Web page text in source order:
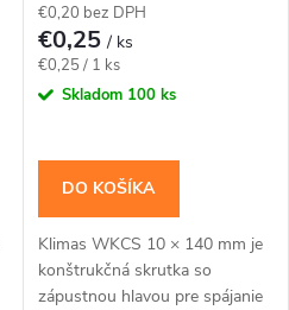
€0,20 bez DPH
€0,25/ ks
Jednotková
cena:
€0,25 / 1 ks
Skladom 100 ks
DO KOŠÍKA
Klimas WKCS 10 × 140 mm je
konštrukčná skrutka so
zápustnou hlavou pre spájanie